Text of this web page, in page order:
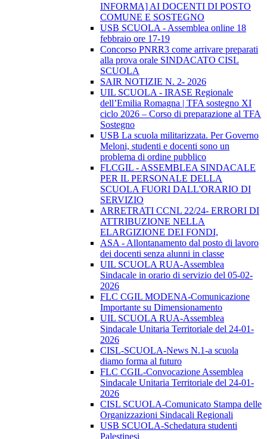
INFORMA] AI DOCENTI DI POSTO
COMUNE E SOSTEGNO
USB SCUOLA - Assemblea online 18
febbraio ore 17-19
Concorso PNRR3 come arrivare preparati
alla prova orale SINDACATO CISL
SCUOLA
SAIR NOTIZIE N. 2- 2026
UIL SCUOLA - IRASE Regionale
dell’Emilia Romagna | TFA sostegno XI
ciclo 2026 – Corso di preparazione al TFA
Sostegno
USB La scuola militarizzata. Per Governo
Meloni, studenti e docenti sono un
problema di ordine pubblico
FLCGIL - ASSEMBLEA SINDACALE
PER IL PERSONALE DELLA
SCUOLA FUORI DALL'ORARIO DI
SERVIZIO
ARRETRATI CCNL 22/24- ERRORI DI
ATTRIBUZIONE NELLA
ELARGIZIONE DEI FONDI,
ASA - Allontanamento dal posto di lavoro
dei docenti senza alunni in classe
UIL SCUOLA RUA-Assemblea
Sindacale in orario di servizio del 05-02-
2026
FLC CGIL MODENA-Comunicazione
Importante su Dimensionamento
UIL SCUOLA RUA-Assemblea
Sindacale Unitaria Territoriale del 24-01-
2026
CISL-SCUOLA-News N.1-a scuola
diamo forma al futuro
FLC CGIL-Convocazione Assemblea
Sindacale Unitaria Territoriale del 24-01-
2026
CISL SCUOLA-Comunicato Stampa delle
Organizzazioni Sindacali Regionali
USB SCUOLA-Schedatura studenti
Palestinesi